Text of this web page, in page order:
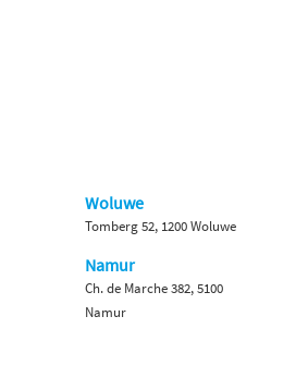
Woluwe
Tomberg 52, 1200 Woluwe
Namur
Ch. de Marche 382, 5100
Namur